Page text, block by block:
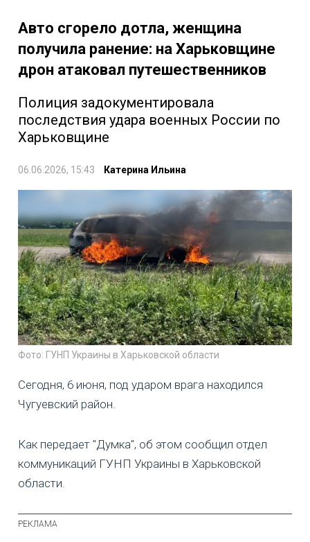
Авто сгорело дотла, женщина
получила ранение: на Харьковщине
дрон атаковал путешественников
Полиция задокументировала
последствия удара военных России по
Харьковщине
06.06.2026, 15:43 Катерина Ильина
Фото: ГУНП Украины в Харьковской области
Сегодня, 6 июня, под ударом врага находился
Чугуевский район.
Как передает "Думка", об этом сообщил отдел
коммуникаций ГУНП Украины в Харьковской
области.